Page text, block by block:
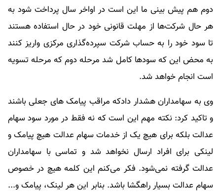
دوم هم پیش بینی ما این است در اواخر سال پرداخت شود به
هر حال شرکت‌ها از مهلت قانونی خود در حال استفاده هستند
تا سود خود را به حساب شرکت سپرده‌گذاری مرکزی واریز کنند
به محض این که سودها کامل شد مرحله دوم که مرحله تسویه
است انجام خواهد شد.
وی به سهامداران هشدار دادکه مراقب پیامک های جعلی باشند
و تاکید کرد: نکته مهم این است که نه فقط در مورد سود سهام
عدالت بلکه برای هیچ یک از خدمات سهام عدالت هیچ پیامک و
لینکی برای افراد ارسال نخواهد شد و تماسی با سهامداران
عدالت گرفته نمی‌شود. فکر می‌کنم این کلمه هیچ در خصوص
سهام عدالت بسیار راهگشا باشد. بنابر این هر لینک، پیامک و...